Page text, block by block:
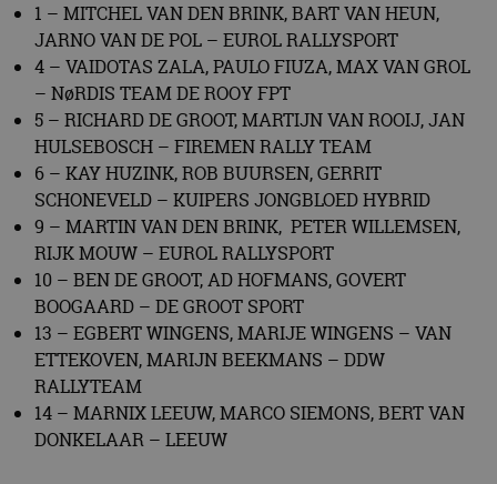
1 – MITCHEL VAN DEN BRINK, BART VAN HEUN,
JARNO VAN DE POL – EUROL RALLYSPORT
4 – VAIDOTAS ZALA, PAULO FIUZA, MAX VAN GROL
– NøRDIS TEAM DE ROOY FPT
5 – RICHARD DE GROOT, MARTIJN VAN ROOIJ, JAN
HULSEBOSCH – FIREMEN RALLY TEAM
6 – KAY HUZINK, ROB BUURSEN, GERRIT
SCHONEVELD – KUIPERS JONGBLOED HYBRID
9 – MARTIN VAN DEN BRINK, PETER WILLEMSEN,
RIJK MOUW – EUROL RALLYSPORT
10 – BEN DE GROOT, AD HOFMANS, GOVERT
BOOGAARD – DE GROOT SPORT
13 – EGBERT WINGENS, MARIJE WINGENS – VAN
ETTEKOVEN, MARIJN BEEKMANS – DDW
RALLYTEAM
14 – MARNIX LEEUW, MARCO SIEMONS, BERT VAN
DONKELAAR – LEEUW